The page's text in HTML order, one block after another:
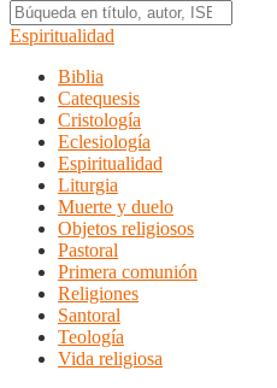
Espiritualidad
Biblia
Catequesis
Cristología
Eclesiología
Espiritualidad
Liturgia
Muerte y duelo
Objetos religiosos
Pastoral
Primera comunión
Religiones
Santoral
Teología
Vida religiosa